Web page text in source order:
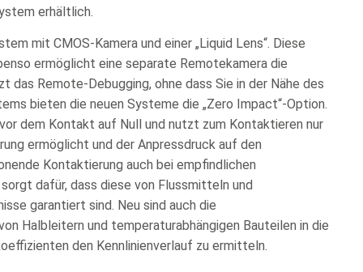
erhältlich.
mit CMOS-Kamera und einer „Liquid Lens“. Diese
ermöglicht eine separate Remotekamera die
Remote-Debugging, ohne dass Sie in der Nähe des
bieten die neuen Systeme die „Zero Impact“-Option.
dem Kontakt auf Null und nutzt zum Kontaktieren nur
ermöglicht und der Anpressdruck auf den
Kontaktierung auch bei empfindlichen
dafür, dass diese von Flussmitteln und
garantiert sind. Neu sind auch die
Halbleitern und temperaturabhängigen Bauteilen in die
den Kennlinienverlauf zu ermitteln.